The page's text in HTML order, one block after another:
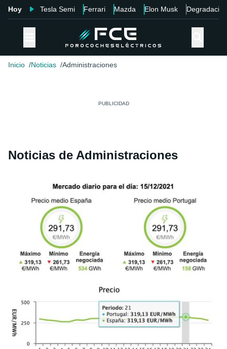
Hoy Tesla Semi Ferrari Mazda Elon Musk Degradación
Inicio Noticias Administraciones
Noticias de Administraciones